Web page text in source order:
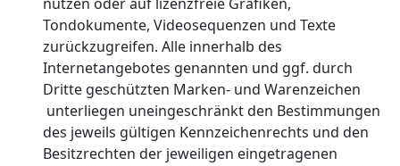
Tondokumente, Videosequenzen und Texte
zurückzugreifen. Alle innerhalb des
Internetangebotes genannten und ggf. durch
Dritte geschützten Marken- und Warenzeichen
unterliegen uneingeschränkt den Bestimmungen
des jeweils gültigen Kennzeichenrechts und den
Besitzrechten der jeweiligen eingetragenen